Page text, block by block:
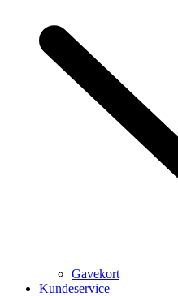
Gavekort
Kundeservice